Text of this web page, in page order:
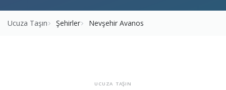
Ucuza Taşın Şehirler Nevşehir Avanos
UCUZA TAŞIN